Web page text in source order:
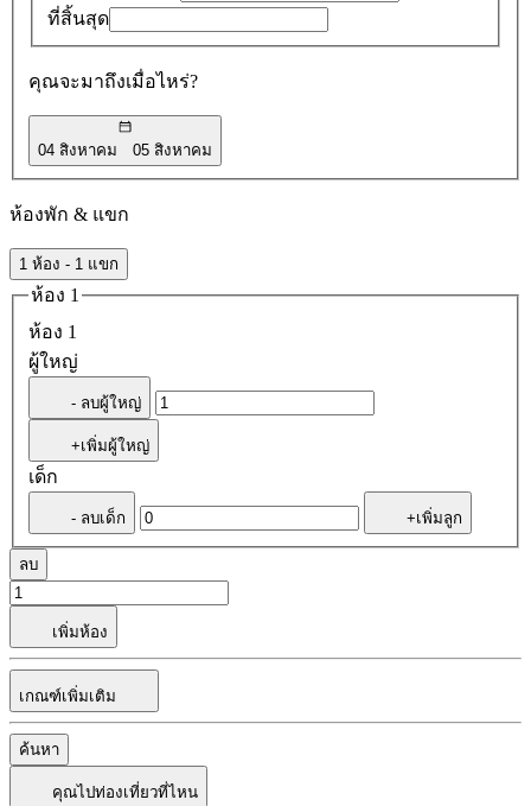
ที่สิ้นสุด
คุณจะมาถึงเมื่อไหร่?
04 สิงหาคม 05 สิงหาคม
ห้องพัก & แขก
1 ห้อง - 1 แขก
ห้อง 1
ห้อง 1
ผู้ใหญ่
- ลบผู้ใหญ่
+เพิ่มผู้ใหญ่
เด็ก
- ลบเด็ก +เพิ่มลูก
ลบ
เพิ่มห้อง
เกณฑ์เพิ่มเติม
ค้นหา
คุณไปท่องเที่ยวที่ไหน